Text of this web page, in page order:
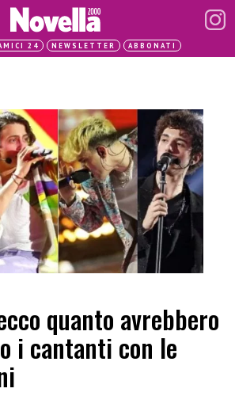
24 NEWSLETTER ABBONATI
quanto avrebbero
i cantanti con le